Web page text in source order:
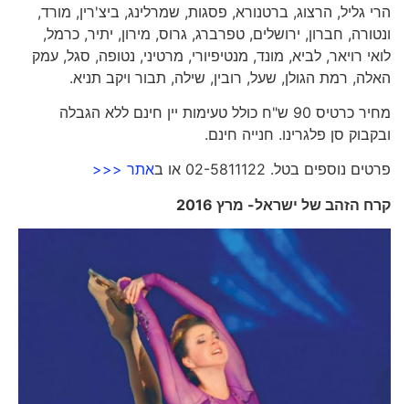
הרי גליל, הרצוג, ברטנורא, פסגות, שמרלינג, ביצ'רין, מורד,
ונטורה, חברון, ירושלים, טפרברג, גרוס, מירון, יתיר, כרמל,
לואי רויאר, לביא, מונד, מנטיפיורי, מרטיני, נטופה, סגל, עמק
האלה, רמת הגולן, שעל, רובין, שילה, תבור ויקב תניא.
מחיר כרטיס 90 ש"ח כולל טעימות יין חינם ללא הגבלה
ובקבוק סן פלגרינו. חנייה חינם.
פרטים נוספים בטל. 02-5811122 או ב
אתר <<<
קרח הזהב של ישראל- מרץ 2016